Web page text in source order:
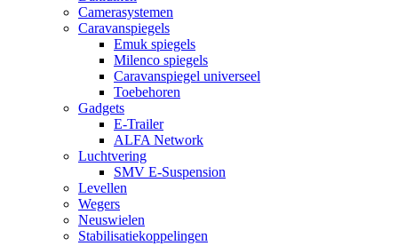
Camerasystemen
Caravanspiegels
Emuk spiegels
Milenco spiegels
Caravanspiegel universeel
Toebehoren
Gadgets
E-Trailer
ALFA Network
Luchtvering
SMV E-Suspension
Levellen
Wegers
Neuswielen
Stabilisatiekoppelingen